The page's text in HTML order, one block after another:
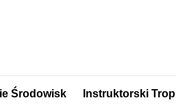
Środowisk Instruktorski Trop